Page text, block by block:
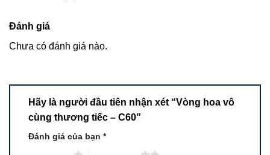
Đánh giá
Chưa có đánh giá nào.
Hãy là người đầu tiên nhận xét “Vòng hoa vô
cùng thương tiếc – C60”
Đánh giá của bạn *